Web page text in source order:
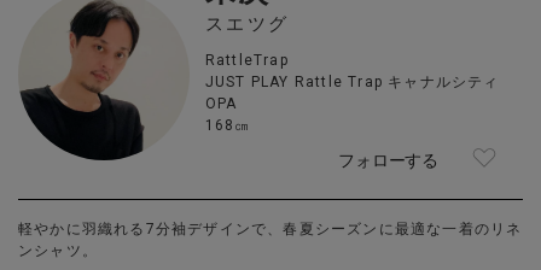
スエツグ
RattleTrap
JUST PLAY Rattle Trap キャナルシティ
OPA
168㎝
フォローする
軽やかに羽織れる7分袖デザインで、春夏シーズンに最適な一着のリネ
ンシャツ。